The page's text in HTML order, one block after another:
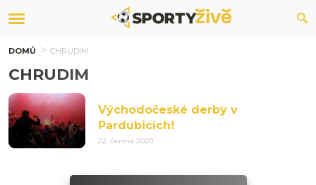
DOMŮ CHRUDIM
CHRUDIM
Východočeské derby v
Pardubicích!
22. června 2020